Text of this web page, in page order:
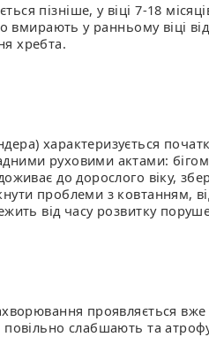
пізніше, у віці 7-18
вмирають у ранньому віці
хребта.
характеризується
руховими актами:
до дорослого віку,
проблеми з
від часу розвитку
проявляється
слабшають та